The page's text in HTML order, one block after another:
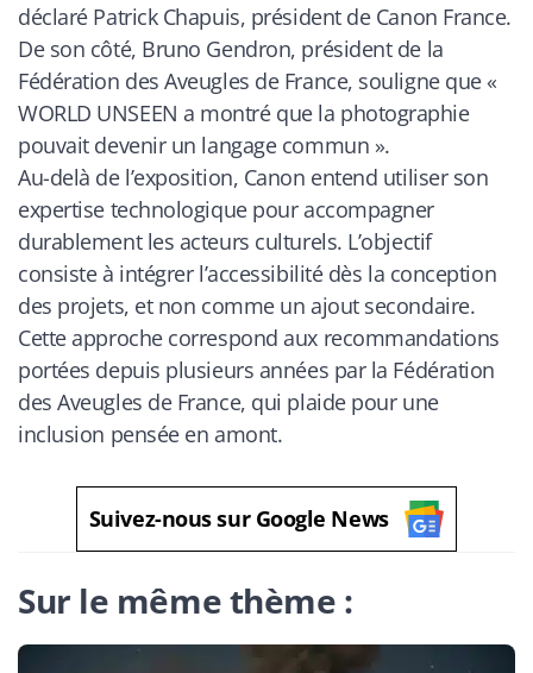
déclaré Patrick Chapuis, président de Canon France.
De son côté, Bruno Gendron, président de la
Fédération des Aveugles de France, souligne que «
WORLD UNSEEN a montré que la photographie
pouvait devenir un langage commun ».
Au-delà de l’exposition, Canon entend utiliser son
expertise technologique pour accompagner
durablement les acteurs culturels. L’objectif
consiste à intégrer l’accessibilité dès la conception
des projets, et non comme un ajout secondaire.
Cette approche correspond aux recommandations
portées depuis plusieurs années par la Fédération
des Aveugles de France, qui plaide pour une
inclusion pensée en amont.
Suivez-nous sur Google News
Sur le même thème :